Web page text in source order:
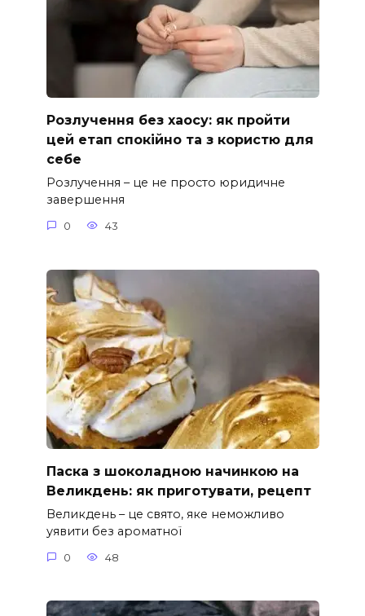
Розлучення без хаосу: як пройти
цей етап спокійно та з користю для
себе
Розлучення – це не просто юридичне
завершення
0 43
Паска з шоколадною начинкою на
Великдень: як приготувати, рецепт
Великдень – це свято, яке неможливо
уявити без ароматної
0 48